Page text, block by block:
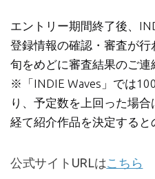
エントリー期間終了後、
登録情報の確認・審査が
旬をめどに審査結果のご連
※「INDIE Waves」では
り、予定数を上回った場
経て紹介作品を決定すると
公式サイトURLは こちら